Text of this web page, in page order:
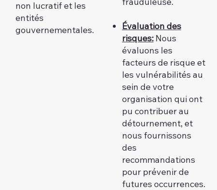
non lucratif et les
entités
gouvernementales.
Évaluation des
risques:Nous
évaluons les
facteurs de risque et
les vulnérabilités au
sein de votre
organisation qui ont
pu contribuer au
détournement, et
nous fournissons
des
recommandations
pour prévenir de
futures occurrences.